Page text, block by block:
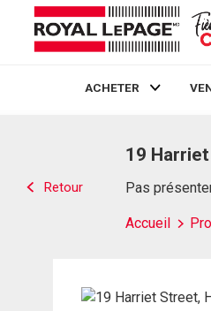
ACHETER
Retour
19
Pas
Accueil